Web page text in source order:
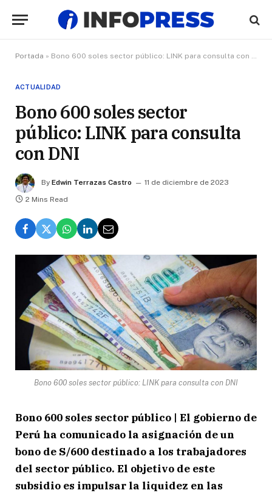
Portada » Bono 600 soles sector público: LINK para consulta con DNI
ACTUALIDAD
Bono 600 soles sector
público: LINK para consulta
con DNI
By Edwin Terrazas Castro
11 de diciembre de 2023
2 Mins Read
Bono 600 soles sector público: LINK para consulta con DNI
Bono 600 soles sector público | El gobierno de
Perú ha comunicado la asignación de un
bono de S/600 destinado a los trabajadores
del sector público. El objetivo de este
subsidio es impulsar la liquidez en las